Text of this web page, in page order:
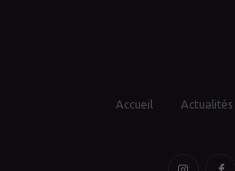
Accueil Actualités